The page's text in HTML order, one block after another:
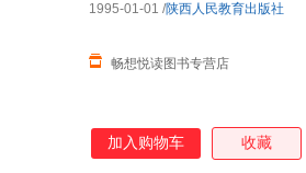
畅想悦读图书专营店
1995-01-01 /陕西人民教育出版社
加入购物车 收藏